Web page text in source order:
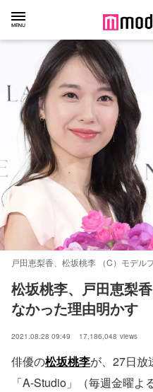
戸田恵梨香、松坂桃李 （C）モデル
松坂桃李、戸田恵梨
なかった理由明かす
2021.08.28 09:49 17,186,048 views
俳優の松坂桃李が、27日放
「A-Studio」（毎週金曜